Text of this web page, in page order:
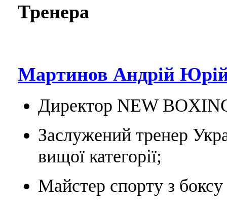
Тренера
Мартинов Андрій
Директор NEW
Заслужений тренер
вищої категорії;
Майстер спорту з боксу